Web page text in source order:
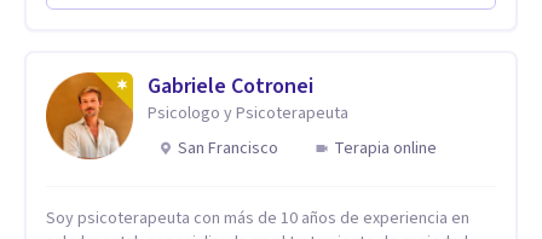
Gabriele Cotronei
Psicologo y Psicoterapeuta
San Francisco
Terapia online
Soy psicoterapeuta con más de 10 años de experiencia en